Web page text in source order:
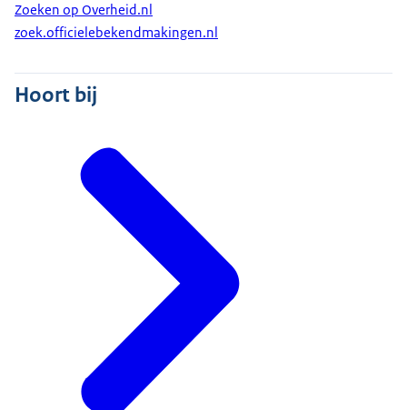
Zoeken op Overheid.nl
zoek.officielebekendmakingen.nl
Hoort bij